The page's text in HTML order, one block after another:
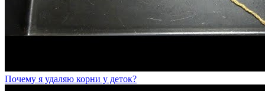
Почему я удаляю корни у деток?